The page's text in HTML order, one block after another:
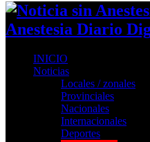
Anestesia Diario
INICIO
Noticias
Locales / zonales
Provinciales
Nacionales
Internacionales
Deportes